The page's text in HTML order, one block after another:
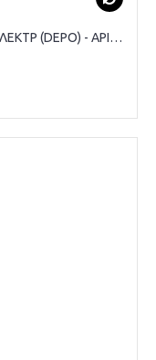
CITROEN C2 03-08 ΦΑΝΟΣ ΕΜΠΡΟΣ ΗΛΕΚΤΡ (DEPO) - ΑΡΙΣΤΕΡΟ